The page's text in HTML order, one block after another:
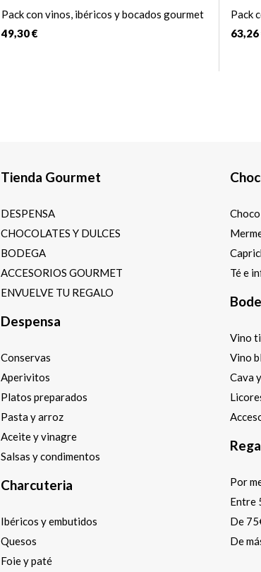
Pack con vinos, ibéricos y bocados gourmet
49,30 €
Pack
63,26
Tienda Gourmet
DESPENSA
CHOCOLATES Y DULCES
BODEGA
ACCESORIOS GOURMET
ENVUELVE TU REGALO
Despensa
Conservas
Aperivitos
Platos preparados
Pasta y arroz
Aceite y vinagre
Salsas y condimentos
Charcuteria
Ibéricos y embutidos
Quesos
Foie y paté
Té e
Vino
Vino
Cava
Por
Entre
De
De